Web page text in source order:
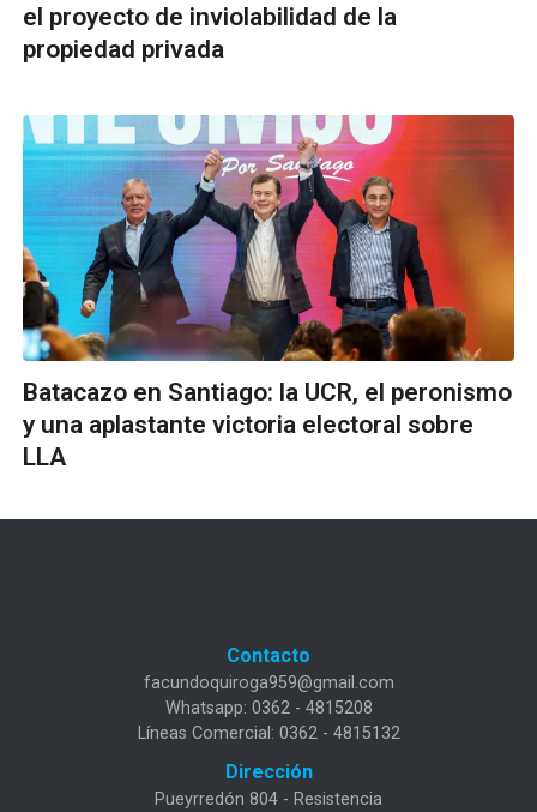
el proyecto de inviolabilidad de la
propiedad privada
Batacazo en Santiago: la UCR, el peronismo
y una aplastante victoria electoral sobre
LLA
Contacto
facundoquiroga959@gmail.com
Whatsapp: 0362 - 4815208
Líneas Comercial: 0362 - 4815132
Dirección
Pueyrredón 804 - Resistencia